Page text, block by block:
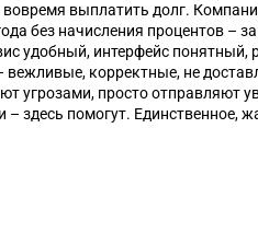
выплатить долг.
без начисления процентов –
удобный, интерфейс понятный,
вежливые, корректные, не
угрозами, просто отправляют
здесь помогут. Единственное,